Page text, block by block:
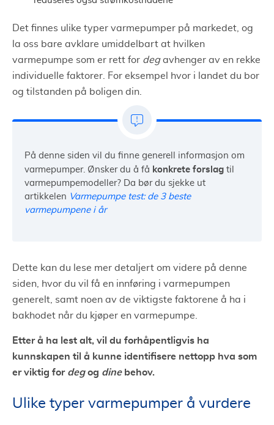
Det finnes ulike typer varmepumper på markedet, og
la oss bare avklare umiddelbart at hvilken
varmepumpe som er rett for degavhenger av en rekke
individuelle faktorer. For eksempel hvor i landet du bor
og tilstanden på boligen din.
På denne siden vil du finne generell informasjon om
varmepumper. Ønsker du å få konkrete forslag til
varmepumpemodeller? Da bør du sjekke ut
artikkelen Varmepumpe test: de 3 beste
varmepumpene i år
Dette kan du lese mer detaljert om videre på denne
siden, hvor du vil få en innføring i varmepumpen
generelt, samt noen av de viktigste faktorene å ha i
bakhodet når du kjøper en varmepumpe.
Etter å ha lest alt, vil du forhåpentligvis ha
kunnskapen til å kunne identifisere nettopp hva som
er viktig for degog dinebehov.
Ulike typer varmepumper å vurdere